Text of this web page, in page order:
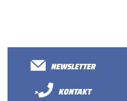
NEWSLETTER
>
KONTAKT